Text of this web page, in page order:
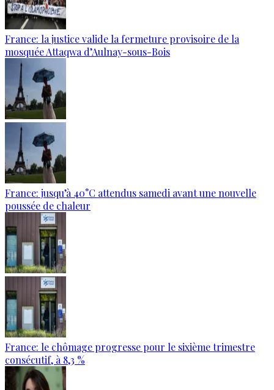
France: la justice valide la fermeture provisoire de la
mosquée Attaqwa d’Aulnay-sous-Bois
France: jusqu’à 40°C attendus samedi avant une nouvelle
poussée de chaleur
France: le chômage progresse pour le sixième trimestre
consécutif, à 8,3 %